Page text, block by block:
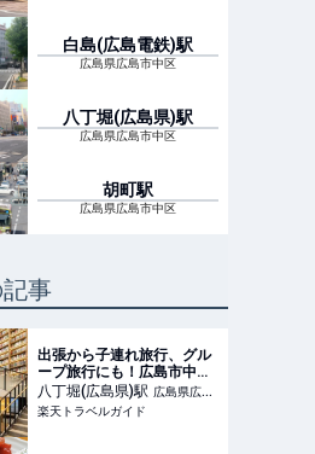
白島(広島電鉄)駅
広島県広島市中区
八丁堀(広島県)駅
広島県広島市中区
胡町駅
広島県広島市中区
事
出張から子連れ旅行、グル
ープ旅行にも！広島市中心
部に5月に開業した「東急
ステイ メルキュール 広島」
【楽天トラベル】
八丁堀(広島県)駅 広島県広島
市中区
楽天トラベルガイド